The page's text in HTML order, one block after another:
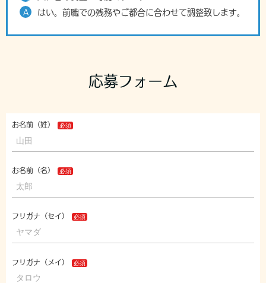
A はい。前職での残務やご都合に合わせて調整致します。